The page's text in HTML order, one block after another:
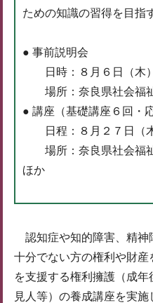
ための知識の習得を目指
● 事前説明会
日時：８月６日（木）
場所：奈良県社会福祉
● 講座（基礎講座６回・
日程：８月２７日（木
場所：奈良県社会福
ほか
認知症や知的障害、精神
十分でない方の権利や財
を支援する権利擁護（成
見人等）の養成講座を実施